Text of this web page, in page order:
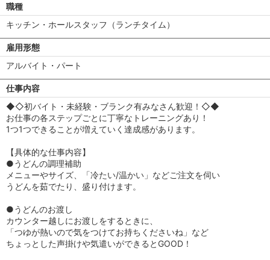
職種
キッチン・ホールスタッフ（ランチタイム）
雇用形態
アルバイト・パート
仕事内容
◆◇初バイト・未経験・ブランク有みなさん歓迎！◇◆
お仕事の各ステップごとに丁寧なトレーニングあり！
1つ1つできることが増えていく達成感があります。
【具体的な仕事内容】
●うどんの調理補助
メニューやサイズ、「冷たい/温かい」などご注文を伺い
うどんを茹でたり、盛り付けます。
●うどんのお渡し
カウンター越しにお渡しをするときに、
「つゆが熱いので気をつけてお持ちくださいね」など
ちょっとした声掛けや気遣いができるとGOOD！